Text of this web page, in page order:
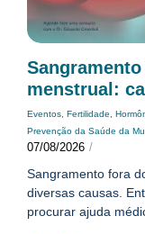
menstrual:
Eventos, Fertilidade,
Prevenção da Saúde da
07/08/2026 /
Sangramento fora
diversas causas.
procurar ajuda